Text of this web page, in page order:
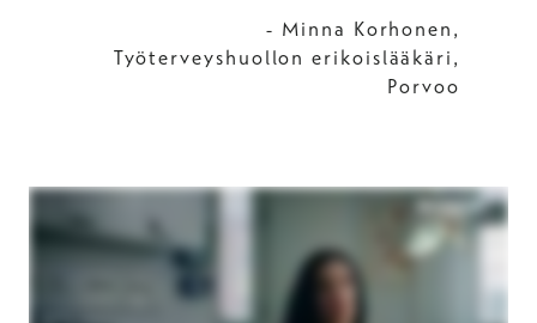
- Minna Korhonen,
Työterveyshuollon erikoislääkäri,
Porvoo